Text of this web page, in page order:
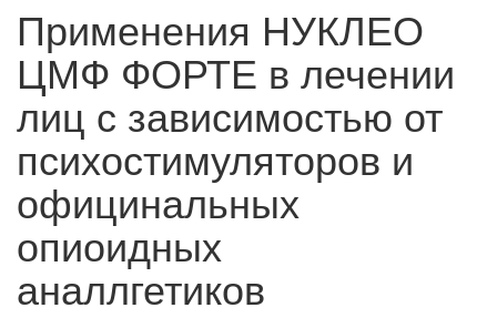
Применения НУКЛЕО
ЦМФ ФОРТЕ в лечении
лиц с зависимостью от
психостимуляторов и
официнальных
опиоидных
аналлгетиков